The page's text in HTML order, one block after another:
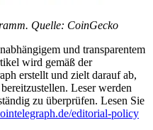
Quelle: CoinGecko
und transparentem
wird gemäß der
erstellt und zielt darauf ab,
Leser werden
zu überprüfen. Lesen Sie
editorial-policy